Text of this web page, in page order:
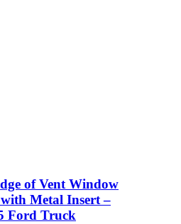
of Vent Window
with Metal Insert –
Ford Truck